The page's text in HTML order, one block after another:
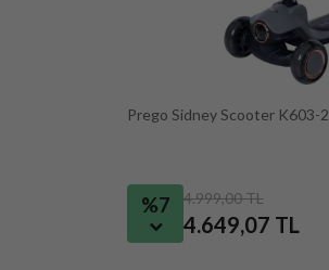
Prego Sidney Scooter K603-2
%7 4.999,00 TL
4.649,07 TL